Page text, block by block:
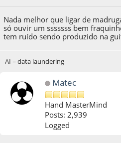
Nada melhor que ligar de
só ouvir um sssssss bem
tem ruído sendo produzido na
AI = data laundering
Matec
Hand MasterMind
Posts: 2,939
Logged